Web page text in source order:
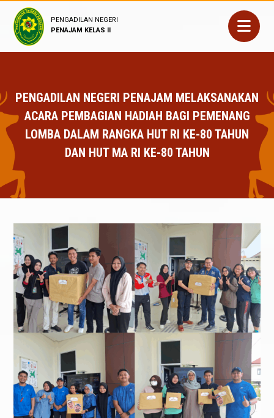
PENGADILAN NEGERI
PENAJAM KELAS II
PENGADILAN NEGERI PENAJAM MELAKSANAKAN
ACARA PEMBAGIAN HADIAH BAGI PEMENANG
LOMBA DALAM RANGKA HUT RI KE-80 TAHUN
DAN HUT MA RI KE-80 TAHUN